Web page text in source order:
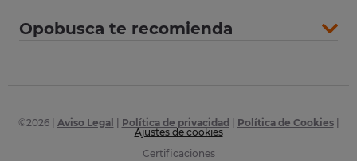
Opobusca te recomienda
©2026| Aviso Legal Política de privacidad Política de Cookies|
Ajustes de cookies
Certificaciones